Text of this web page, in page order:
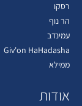
רסקו
הר נוף
עמינדב
Giv'on HaHadasha
ממילא
אודות